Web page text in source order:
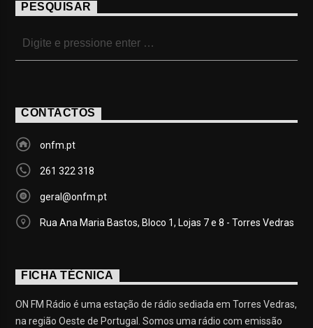
PESQUISAR
CONTACTOS
onfm.pt
261 322 318
geral@onfm.pt
Rua Ana Maria Bastos, Bloco 1, Lojas 7 e 8 - Torres Vedras
FICHA TÉCNICA
ON FM Rádio é uma estação de rádio sediada em Torres Vedras,
na região Oeste de Portugal. Somos uma rádio com emissão